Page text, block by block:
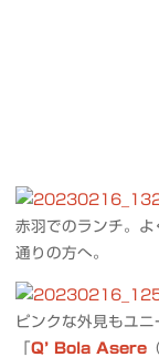
赤羽でのランチ。
通りの方へ。
ピンクな外見もユ
「Q’ Bola Asere